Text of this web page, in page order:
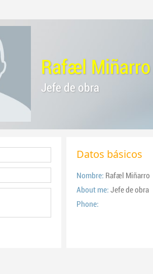
Rafael Miñarro
Jefe de obra
Datos básicos
Nombre: Rafael Miñarro
About me:Jefe de obra
Phone: